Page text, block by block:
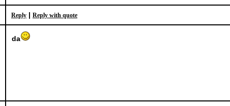
Reply | Reply with quote
da